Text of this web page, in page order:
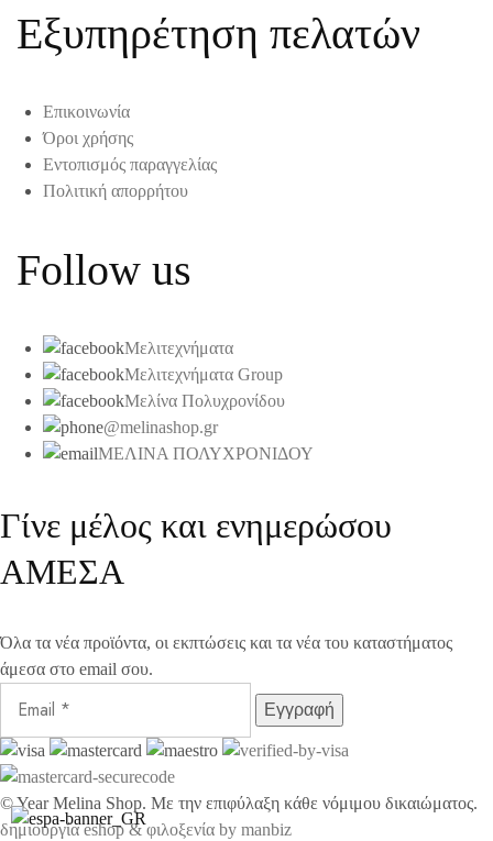
Εξυπηρέτηση πελατών
Επικοινωνία
Όροι χρήσης
Εντοπισμός παραγγελίας
Πολιτική απορρήτου
Follow us
Μελιτεχνήματα
Μελιτεχνήματα Group
Μελίνα Πολυχρονίδου
@melinashop.gr
ΜΕΛΙΝΑ ΠΟΛΥΧΡΟΝΙΔΟΥ
Γίνε μέλος και ενημερώσου
ΑΜΕΣΑ
Όλα τα νέα προϊόντα, οι εκπτώσεις και τα νέα του καταστήματος
άμεσα στο email σου.
©YearMelina Shop. Με την επιφύλαξη κάθε νόμιμου δικαιώματος.
δημιουργία eshop & φιλοξενία by manbiz